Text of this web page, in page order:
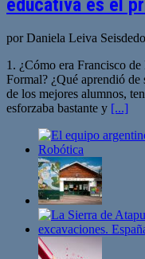
por Daniela Leiva
1. ¿Cómo era Francisco
Formal? ¿Qué aprendió de
de los mejores alumnos,
esforzaba bastante y [...]